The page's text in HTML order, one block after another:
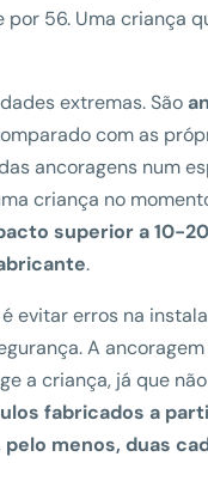
56. Uma criança
extremas. São
com as
ancoragens num
criança no
superior a 10-
.
evitar erros na
A
a criança, já que
fabricados a
menos, duas